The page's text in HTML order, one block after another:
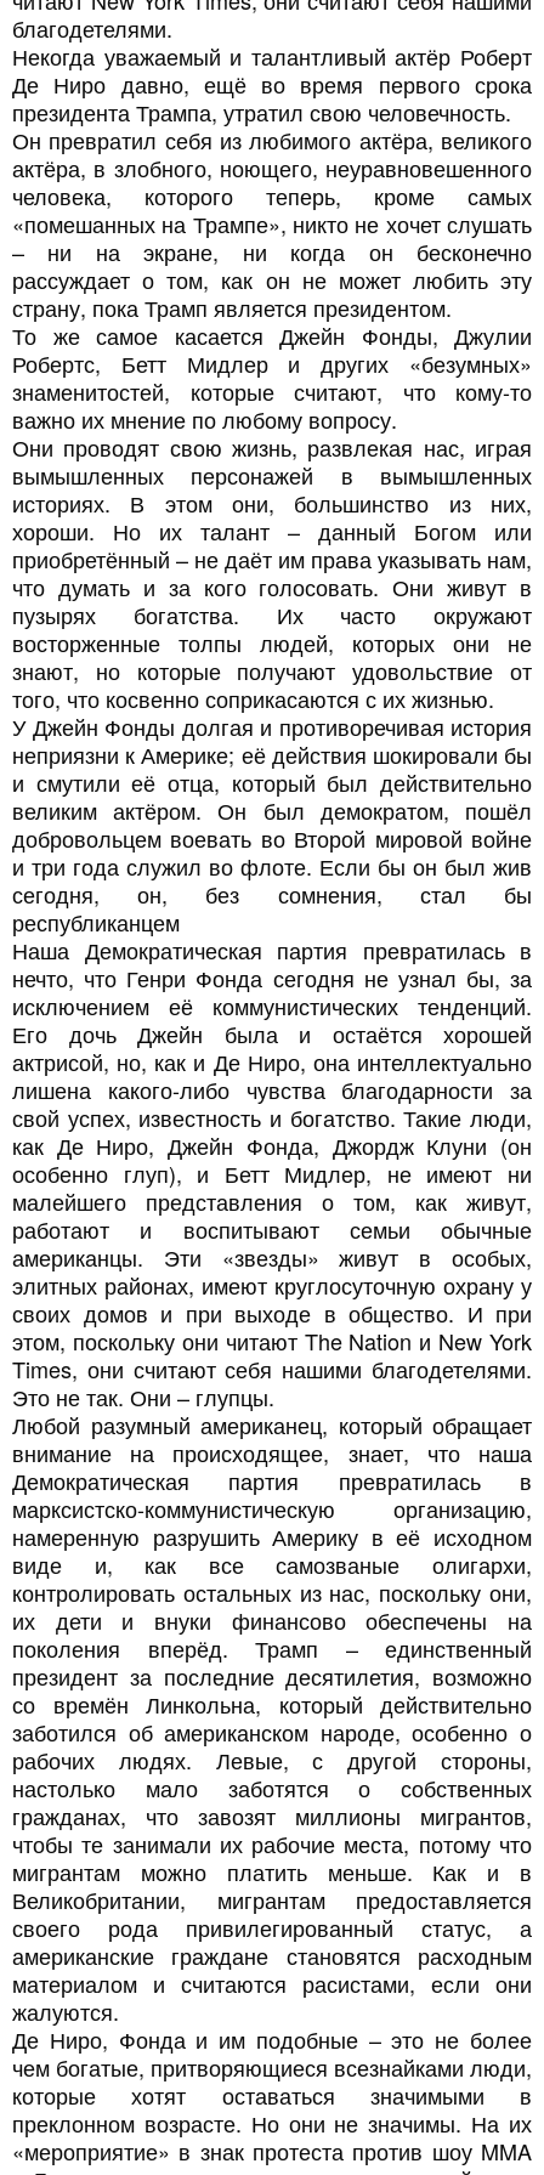
благодетелями.
Некогда уважаемый и талантливый актёр Роберт
Де Ниро давно, ещё во время первого срока
президента Трампа, утратил свою человечность.
Он превратил себя из любимого актёра, великого
актёра, в злобного, ноющего, неуравновешенного
человека, которого теперь, кроме самых
«помешанных на Трампе», никто не хочет слушать
– ни на экране, ни когда он бесконечно
рассуждает о том, как он не может любить эту
страну, пока Трамп является президентом.
То же самое касается Джейн Фонды, Джулии
Робертс, Бетт Мидлер и других «безумных»
знаменитостей, которые считают, что кому-то
важно их мнение по любому вопросу.
Они проводят свою жизнь, развлекая нас, играя
вымышленных персонажей в вымышленных
историях. В этом они, большинство из них,
хороши. Но их талант – данный Богом или
приобретённый – не даёт им права указывать нам,
что думать и за кого голосовать. Они живут в
пузырях богатства. Их часто окружают
восторженные толпы людей, которых они не
знают, но которые получают удовольствие от
того, что косвенно соприкасаются с их жизнью.
У Джейн Фонды долгая и противоречивая история
неприязни к Америке; её действия шокировали бы
и смутили её отца, который был действительно
великим актёром. Он был демократом, пошёл
добровольцем воевать во Второй мировой войне
и три года служил во флоте. Если бы он был жив
сегодня, он, без сомнения, стал бы
республиканцем
Наша Демократическая партия превратилась в
нечто, что Генри Фонда сегодня не узнал бы, за
исключением её коммунистических тенденций.
Его дочь Джейн была и остаётся хорошей
актрисой, но, как и Де Ниро, она интеллектуально
лишена какого-либо чувства благодарности за
свой успех, известность и богатство. Такие люди,
как Де Ниро, Джейн Фонда, Джордж Клуни (он
особенно глуп), и Бетт Мидлер, не имеют ни
малейшего представления о том, как живут,
работают и воспитывают семьи обычные
американцы. Эти «звезды» живут в особых,
элитных районах, имеют круглосуточную охрану у
своих домов и при выходе в общество. И при
этом, поскольку они читают The Nation и New York
Times, они считают себя нашими благодетелями.
Это не так. Они – глупцы.
Любой разумный американец, который обращает
внимание на происходящее, знает, что наша
Демократическая партия превратилась в
марксистско-коммунистическую организацию,
намеренную разрушить Америку в её исходном
виде и, как все самозваные олигархи,
контролировать остальных из нас, поскольку они,
их дети и внуки финансово обеспечены на
поколения вперёд. Трамп – единственный
президент за последние десятилетия, возможно
со времён Линкольна, который действительно
заботился об американском народе, особенно о
рабочих людях. Левые, с другой стороны,
настолько мало заботятся о собственных
гражданах, что завозят миллионы мигрантов,
чтобы те занимали их рабочие места, потому что
мигрантам можно платить меньше. Как и в
Великобритании, мигрантам предоставляется
своего рода привилегированный статус, а
американские граждане становятся расходным
материалом и считаются расистами, если они
жалуются.
Де Ниро, Фонда и им подобные – это не более
чем богатые, притворяющиеся всезнайками люди,
которые хотят оставаться значимыми в
преклонном возрасте. Но они не значимы. На их
«мероприятие» в знак протеста против шоу MMA